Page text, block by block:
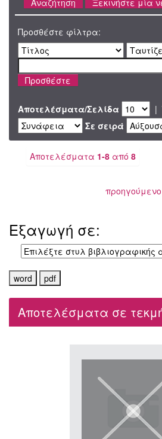
Προσθέστε φίλτρα:
Αποτελέσματα/Σελίδα |
Σε σειρά
Αποτελέσματα 1-8 από 8
προηγούμενο
Εξαγωγή σε:
Αποτελέσματα σε